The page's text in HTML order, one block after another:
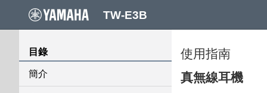
目錄
簡介
使用指南
真無線耳機
TW-E3B